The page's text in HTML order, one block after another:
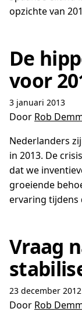
opzichte van
De
voor
3 januari 2013
Door Rob
Nederlanders
in 2013. De
dat we
groeiende
ervaring tijdens
Vraag
23 december 2012
Door Rob